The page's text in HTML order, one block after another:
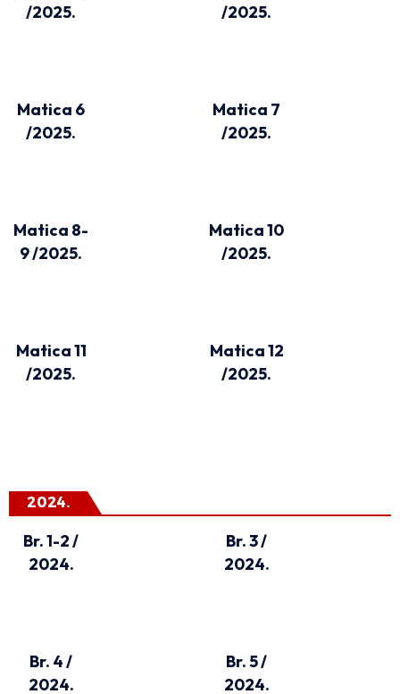
/2025.
/2025.
Matica 6
/2025.
Matica 7
/2025.
Matica 8-
9 /2025.
Matica 10
/2025.
Matica 11
/2025.
Matica 12
/2025.
2024.
Br. 1-2 /
2024.
Br. 3 /
2024.
Br. 4 /
2024.
Br. 5 /
2024.